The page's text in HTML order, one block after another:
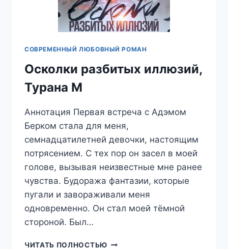
СОВРЕМЕННЫЙ ЛЮБОВНЫЙ РОМАН
Осколки разбитых иллюзий,
Турана М
Аннотация Первая встреча с Адэмом
Берком стала для меня,
семнадцатилетней девочки, настоящим
потрясением. С тех пор он засел в моей
голове, вызывая неизвестные мне ранее
чувства. Будоража фантазии, которые
пугали и завораживали меня
одновременно. Он стал моей тёмной
стороной. Был…
ЧИТАТЬ ПОЛНОСТЬЮ ОСКОЛКИ